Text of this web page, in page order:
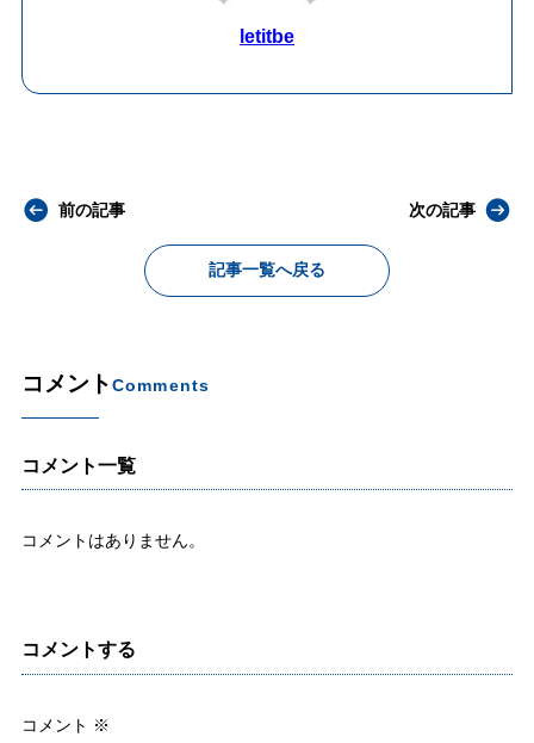
letitbe
前の記事
記事一覧へ戻る
次の記事
コメントComments
コメント一覧
コメントはありません。
コメントする
コメント ※